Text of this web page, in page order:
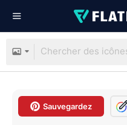
Sauvegardez